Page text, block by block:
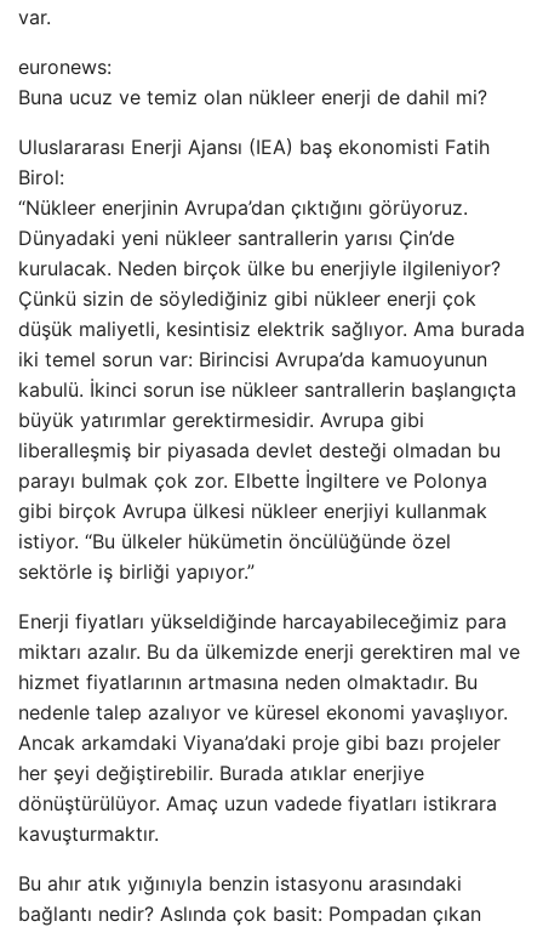
var.
euronews:
Buna ucuz ve temiz olan nükleer enerji de dahil mi?
Uluslararası Enerji Ajansı (IEA) baş ekonomisti Fatih
Birol:
“Nükleer enerjinin Avrupa’dan çıktığını görüyoruz.
Dünyadaki yeni nükleer santrallerin yarısı Çin’de
kurulacak. Neden birçok ülke bu enerjiyle ilgileniyor?
Çünkü sizin de söylediğiniz gibi nükleer enerji çok
düşük maliyetli, kesintisiz elektrik sağlıyor. Ama burada
iki temel sorun var: Birincisi Avrupa’da kamuoyunun
kabulü. İkinci sorun ise nükleer santrallerin başlangıçta
büyük yatırımlar gerektirmesidir. Avrupa gibi
liberalleşmiş bir piyasada devlet desteği olmadan bu
parayı bulmak çok zor. Elbette İngiltere ve Polonya
gibi birçok Avrupa ülkesi nükleer enerjiyi kullanmak
istiyor. “Bu ülkeler hükümetin öncülüğünde özel
sektörle iş birliği yapıyor.”
Enerji fiyatları yükseldiğinde harcayabileceğimiz para
miktarı azalır. Bu da ülkemizde enerji gerektiren mal ve
hizmet fiyatlarının artmasına neden olmaktadır. Bu
nedenle talep azalıyor ve küresel ekonomi yavaşlıyor.
Ancak arkamdaki Viyana’daki proje gibi bazı projeler
her şeyi değiştirebilir. Burada atıklar enerjiye
dönüştürülüyor. Amaç uzun vadede fiyatları istikrara
kavuşturmaktır.
Bu ahır atık yığınıyla benzin istasyonu arasındaki
bağlantı nedir? Aslında çok basit: Pompadan çıkan